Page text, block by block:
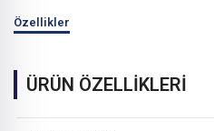
Özellikler
ÜRÜN ÖZELLİKLERİ